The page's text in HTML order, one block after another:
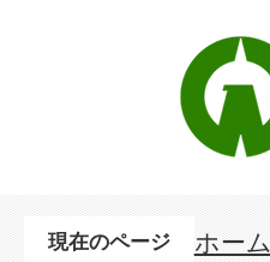
現在のページ ホーム